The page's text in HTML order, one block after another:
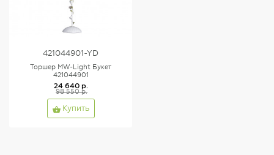
421044901-YD
Торшер MW-Light Букет
421044901
24 640 р.
98 550 р.
Купить